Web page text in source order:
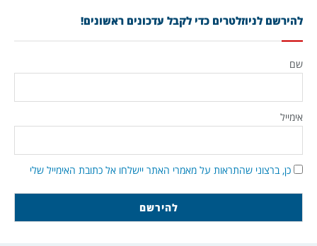
להירשם לניוזלטרים כדי לקבל עדכונים ראשונים!
שם
אימייל
כן, ברצוני שהתראות על מאמרי האתר יישלחו אל כתובת האימייל שלי